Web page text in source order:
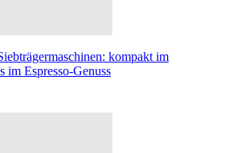
kompakt im
im Espresso-Genuss